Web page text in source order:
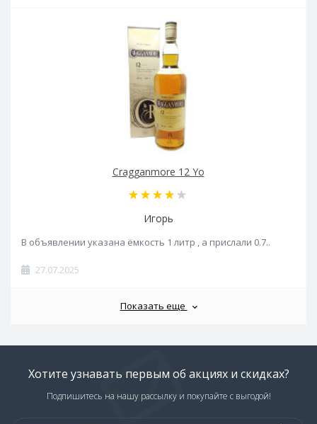
Cragganmore 12 Yo
Игорь
В объявлении указана ёмкость 1 литр , а прислали 0.7..
27.07.2025
Показать еще
Хотите узнавать первым об акциях и скидках?
Подпишитесь на нашу рассылку и покупайте с выгодой!